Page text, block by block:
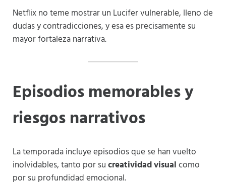
Netflix no teme mostrar un Lucifer vulnerable, lleno de
dudas y contradicciones, y esa es precisamente su
mayor fortaleza narrativa.
Episodios memorables y
riesgos narrativos
La temporada incluye episodios que se han vuelto
inolvidables, tanto por sucreatividad visualcomo
por su profundidad emocional.